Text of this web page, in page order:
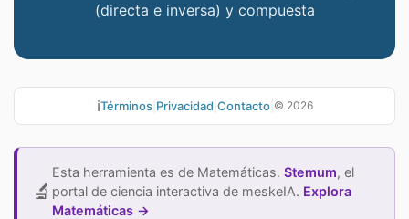
(directa e inversa) y compuesta
ℹ️Términos| Privacidad Contacto| © 2026
🔬
Esta herramienta es de Matemáticas. Stemum, el
portal de ciencia interactiva de meskeIA. Explora
Matemáticas →